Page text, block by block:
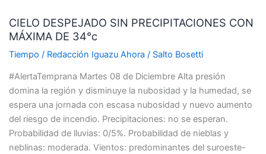
CIELO DESPEJADO SIN PRECIPITACIONES CON
MÁXIMA DE 34°c
Tiempo / Redacción Iguazu Ahora / Salto Bosetti
#AlertaTemprana Martes 08 de Diciembre Alta presión
domina la región y disminuye la nubosidad y la humedad, se
espera una jornada con escasa nubosidad y nuevo aumento
del riesgo de incendio. Precipitaciones: no se esperan.
Probabilidad de lluvias: 0/5%. Probabilidad de nieblas y
neblinas: moderada. Vientos: predominantes del suroeste-
SIN
PRECIPITACIONES
CON
DE
34°c